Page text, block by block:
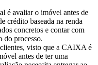
é avaliar o imóvel antes de
crédito baseada na renda
concretos e contar com
do processo.
visto que a CAIXA é
antes de ter uma